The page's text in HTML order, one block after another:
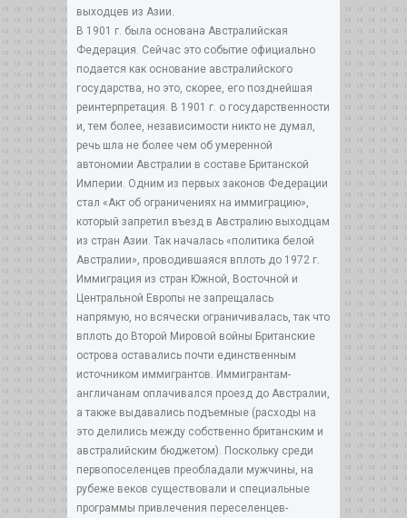
выходцев из Азии.
В 1901 г. была основана Австралийская
Федерация. Сейчас это событие официально
подается как основание австралийского
государства, но это, скорее, его позднейшая
реинтерпретация. В 1901 г. о государственности
и, тем более, независимости никто не думал,
речь шла не более чем об умеренной
автономии Австралии в составе Британской
Империи. Одним из первых законов Федерации
стал «Акт об ограничениях на иммиграцию»,
который запретил въезд в Австралию выходцам
из стран Азии. Так началась «политика белой
Австралии», проводившаяся вплоть до 1972 г.
Иммиграция из стран Южной, Восточной и
Центральной Европы не запрещалась
напрямую, но всячески ограничивалась, так что
вплоть до Второй Мировой войны Британские
острова оставались почти единственным
источником иммигрантов. Иммигрантам-
англичанам оплачивался проезд до Австралии,
а также выдавались подъемные (расходы на
это делились между собственно британским и
австралийским бюджетом). Поскольку среди
первопоселенцев преобладали мужчины, на
рубеже веков существовали и специальные
программы привлечения переселенцев-